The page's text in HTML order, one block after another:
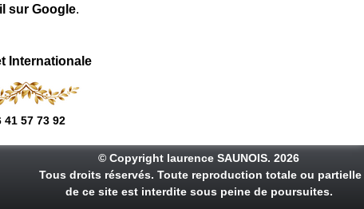
sur Google.
Internationale
57 73 92
© Copyright laurence SAUNOIS. 2026
Tous droits réservés. Toute reproduction totale ou partielle
de ce site est interdite sous peine de poursuites.